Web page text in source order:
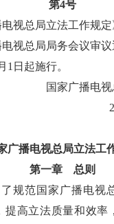
第4号
电视总局立法工作规
电视总局局务会议审
1日起施行。
国家广播电
广播电视总局立法工
第一章 总则
规范国家广播电视
提高立法质量和效率